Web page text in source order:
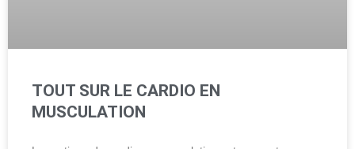
TOUT SUR LE CARDIO EN
MUSCULATION